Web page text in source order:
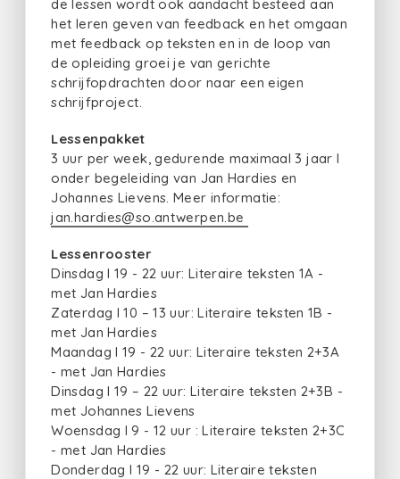
de lessen wordt ook aandacht besteed aan
het leren geven van feedback en het omgaan
met feedback op teksten en in de loop van
de opleiding groei je van gerichte
schrijfopdrachten door naar een eigen
schrijfproject.
Lessenpakket
3 uur per week, gedurende maximaal 3 jaar I
onder begeleiding van Jan Hardies en
Johannes Lievens. Meer informatie:
jan.hardies@so.antwerpen.be
Lessenrooster
Dinsdag I 19 - 22 uur: Literaire teksten 1A -
met Jan Hardies
Zaterdag I 10 – 13 uur: Literaire teksten 1B -
met Jan Hardies
Maandag I 19 - 22 uur: Literaire teksten 2+3A
- met Jan Hardies
Dinsdag I 19 – 22 uur: Literaire teksten 2+3B -
met Johannes Lievens
Woensdag I 9 - 12 uur : Literaire teksten 2+3C
- met Jan Hardies
Donderdag I 19 - 22 uur: Literaire teksten